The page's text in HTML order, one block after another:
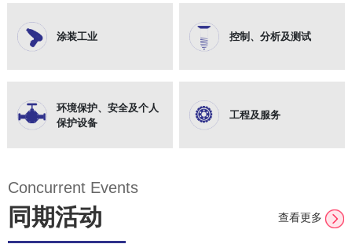
涂装工业 控制、分析及测试
环境保护、安全及个人
保护设备
工程及服务
Concurrent Events
同期活动 查看更多